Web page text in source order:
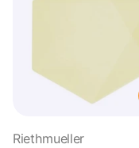
Riethmueller